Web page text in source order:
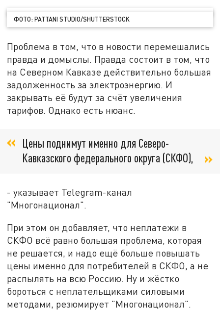
ФОТО: PATTANI STUDIO/SHUTTERSTOCK
Проблема в том, что в новости перемешались
правда и домыслы. Правда состоит в том, что
на Северном Кавказе действительно большая
задолженность за электроэнергию. И
закрывать её будут за счёт увеличения
тарифов. Однако есть нюанс.
Цены поднимут именно для Северо-
Кавказского федерального округа (СКФО),
- указывает Telegram-канал
"Многонационал".
При этом он добавляет, что неплатежи в
СКФО всё равно большая проблема, которая
не решается, и надо ещё больше повышать
цены именно для потребителей в СКФО, а не
распылять на всю Россию. Ну и жёстко
бороться с неплательщиками силовыми
методами, резюмирует "Многонационал".